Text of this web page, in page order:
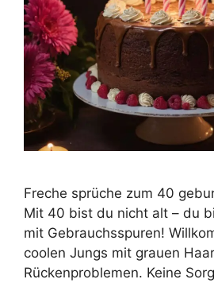
Freche sprüche zum 40
Mit 40 bist du nicht alt – du
mit Gebrauchsspuren!
coolen Jungs mit grauen
Rückenproblemen. Keine